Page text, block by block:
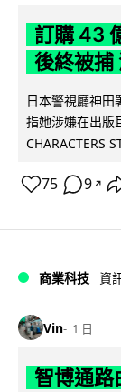
訂購 43
後終被捕
日本警視廳神田
指她涉嫌在出版
CHARACTERS
75 9 ↗
商業科技 資
Vin 1 日
智博通路